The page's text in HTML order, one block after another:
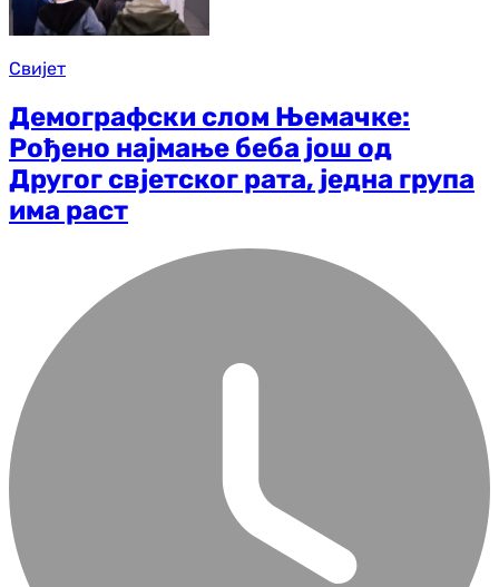
Свијет
Демографски слом Њемачке:
Рођено најмање беба још од
Другог свјетског рата, једна група
има раст